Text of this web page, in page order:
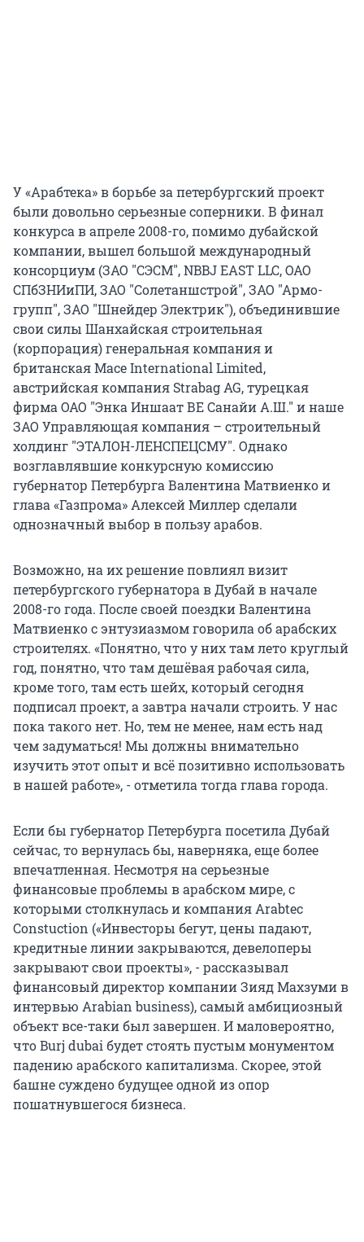
У «Арабтека» в борьбе за петербургский проект
были довольно серьезные соперники. В финал
конкурса в апреле 2008-го, помимо дубайской
компании, вышел большой международный
консорциум (ЗАО "СЭСМ", NBBJ EAST LLC, ОАО
СПбЗНИиПИ, ЗАО "Солетаншстрой", ЗАО "Армо-
групп", ЗАО "Шнейдер Электрик"), объединившие
свои силы Шанхайская строительная
(корпорация) генеральная компания и
британская Mace International Limited,
австрийская компания Strabag AG, турецкая
фирма ОАО "Энка Иншаат ВЕ Санайи А.Ш." и наше
ЗАО Управляющая компания – строительный
холдинг "ЭТАЛОН-ЛЕНСПЕЦСМУ". Однако
возглавлявшие конкурсную комиссию
губернатор Петербурга Валентина Матвиенко и
глава «Газпрома» Алексей Миллер сделали
однозначный выбор в пользу арабов.
Возможно, на их решение повлиял визит
петербургского губернатора в Дубай в начале
2008-го года. После своей поездки Валентина
Матвиенко с энтузиазмом говорила об арабских
строителях. «Понятно, что у них там лето круглый
год, понятно, что там дешёвая рабочая сила,
кроме того, там есть шейх, который сегодня
подписал проект, а завтра начали строить. У нас
пока такого нет. Но, тем не менее, нам есть над
чем задуматься! Мы должны внимательно
изучить этот опыт и всё позитивно использовать
в нашей работе», - отметила тогда глава города.
Если бы губернатор Петербурга посетила Дубай
сейчас, то вернулась бы, наверняка, еще более
впечатленная. Несмотря на серьезные
финансовые проблемы в арабском мире, с
которыми столкнулась и компания Arabtec
Constuction («Инвесторы бегут, цены падают,
кредитные линии закрываются, девелоперы
закрывают свои проекты», - рассказывал
финансовый директор компании Зияд Махзуми в
интервью Arabian business), самый амбициозный
объект все-таки был завершен. И маловероятно,
что Burj dubai будет стоять пустым монументом
падению арабского капитализма. Скорее, этой
башне суждено будущее одной из опор
пошатнувшегося бизнеса.